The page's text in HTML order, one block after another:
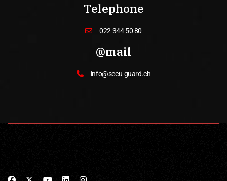
Telephone
022 344 50 80
@mail
info@secu-guard.ch